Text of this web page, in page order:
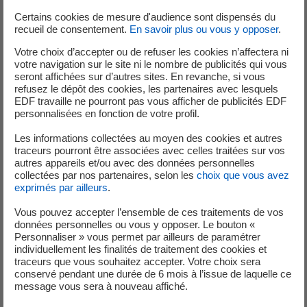
Vous êtes de formation ingénieur, docteur ou équivalent à
dominante mécanique et vous avez une première
expérience significative en thermomécanique. Vous avez
des bases solides en calcul par éléments finis, en analyses
numériques (mathématiques appliqués), en mécanique
des milieux continus, en physique des procédés et une
expérience en modélisation des procédés de fabrication
(idéalement soudage).
Vous avez le goût pour les études techniques, vous faites
preuve de rigueur et d’autonomie. Vous savez appliquer
des méthodes scientifiques et techniques pour résoudre
des défis complexes et vous cherchez constamment à
approfondir vos connaissances. Vous êtes capable d'être
force de proposition sur un sujet pointu.
Vous savez communiquer efficacement, que ce soit à
l’écrit (rédaction de rapports techniques) ou à l’oral
Certains cookies de mesure d'audience sont dispensés du
recueil de consentement. En savoir plus ou vous y opposer.
Votre choix d’accepter ou de refuser les cookies n’affectera ni
votre navigation sur le site ni le nombre de publicités qui vous
seront affichées sur d’autres sites. En revanche, si vous
refusez le dépôt des cookies, les partenaires avec lesquels
EDF travaille ne pourront pas vous afficher de publicités EDF
personnalisées en fonction de votre profil.
Les informations collectées au moyen des cookies et autres
traceurs pourront être associées avec celles traitées sur vos
autres appareils et/ou avec des données personnelles
collectées par nos partenaires, selon les choix que vous avez
exprimés par ailleurs.
Vous pouvez accepter l’ensemble de ces traitements de vos
données personnelles ou vous y opposer. Le bouton «
Personnaliser » vous permet par ailleurs de paramétrer
individuellement les finalités de traitement des cookies et
traceurs que vous souhaitez accepter. Votre choix sera
conservé pendant une durée de 6 mois à l’issue de laquelle ce
message vous sera à nouveau affiché.